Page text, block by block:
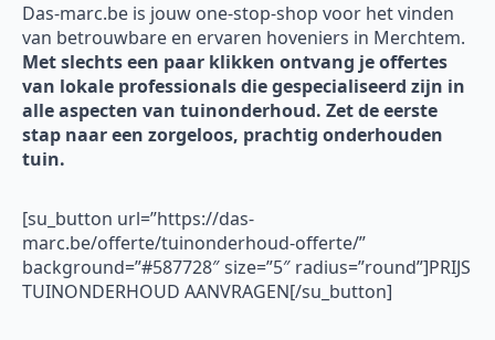
Das-marc.be is jouw one-stop-shop voor het vinden
van betrouwbare en ervaren hoveniers in Merchtem.
Met slechts een paar klikken ontvang je offertes
van lokale professionals die gespecialiseerd zijn in
alle aspecten van tuinonderhoud. Zet de eerste
stap naar een zorgeloos, prachtig onderhouden
tuin.
[su_button url=”https://das-
marc.be/offerte/tuinonderhoud-offerte/”
background=”#587728″ size=”5″ radius=”round”]PRIJS
TUINONDERHOUD AANVRAGEN[/su_button]